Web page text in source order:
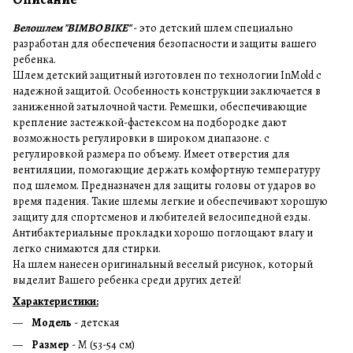
Велошлем "BIMBO BIKE"- это детский шлем специально
разработан для обеспечения безопасности и защиты вашего
ребенка.
Шлем детский защитный изготовлен по технологии InMold с
надежной защитой. Особенность конструкции заключается в
заниженной затылочной части. Ремешки, обеспечивающие
крепление застежкой-фастексом на подбородке дают
возможность регулировки в широком диапазоне. с
регулировкой размера по объему. Имеет отверстия для
вентиляции, помогающие держать комфортную температуру
под шлемом. Предназначен для защиты головы от ударов во
время падения. Такие шлемы легкие и обеспечивают хорошую
защиту для спортсменов и любителей велосипедной езды.
Антибактериальные прокладки хорошо поглощают влагу и
легко снимаются для стирки.
На шлем нанесен оригинальный веселый рисунок, который
выделит Вашего ребенка среди других детей!
Характеристики:
Модель - детская
Размер - M (53-54 см)